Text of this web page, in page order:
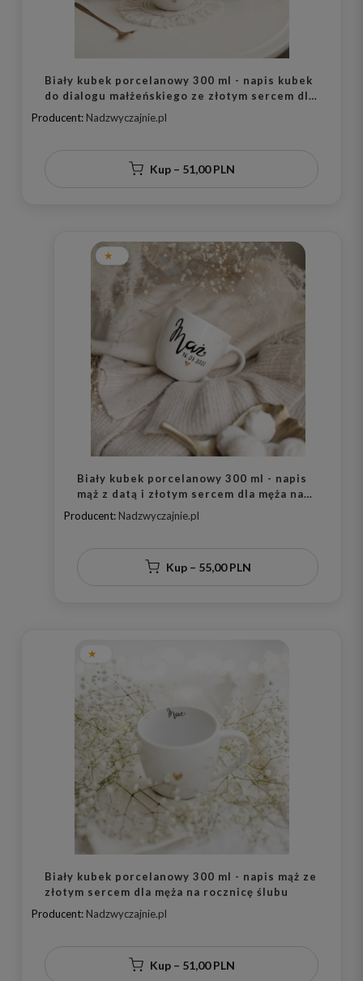
Biały kubek porcelanowy 300 ml - napis kubek
do dialogu małżeńskiego ze złotym sercem dla
małżonków na rocznicę ślubu
Producent: Nadzwyczajnie.pl
Kup – 51,00 PLN
Biały kubek porcelanowy 300 ml - napis
mąż z datą i złotym sercem dla męża na
rocznicę ślubu
Producent: Nadzwyczajnie.pl
Kup – 55,00 PLN
Biały kubek porcelanowy 300 ml - napis mąż ze
złotym sercem dla męża na rocznicę ślubu
Producent: Nadzwyczajnie.pl
Kup – 51,00 PLN